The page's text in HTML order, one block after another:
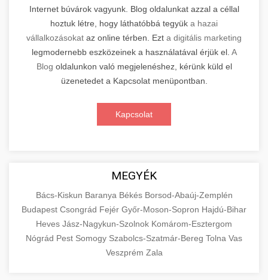
Internet búvárok vagyunk. Blog oldalunkat azzal a céllal
hoztuk létre, hogy láthatóbbá tegyük a hazai
vállalkozásokat az online térben. Ezt a digitális marketing
legmodernebb eszközeinek a használatával érjük el. A
Blog oldalunkon való megjelenéshez, kérünk küld el
üzenetedet a Kapcsolat menüpontban.
Kapcsolat
MEGYÉK
Bács-Kiskun Baranya Békés Borsod-Abaúj-Zemplén
Budapest Csongrád Fejér Győr-Moson-Sopron Hajdú-Bihar
Heves Jász-Nagykun-Szolnok Komárom-Esztergom
Nógrád Pest Somogy Szabolcs-Szatmár-Bereg Tolna Vas
Veszprém Zala